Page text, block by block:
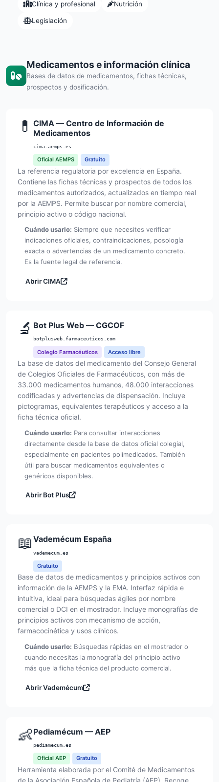
Clínica y profesional Nutrición
Legislación
Medicamentos e información clínica
Bases de datos de medicamentos, fichas técnicas,
prospectos y dosificación.
💊 CIMA — Centro de Información de
Medicamentos
cima.aemps.es
Oficial AEMPS Gratuito
La referencia regulatoria por excelencia en España.
Contiene las fichas técnicas y prospectos de todos los
medicamentos autorizados, actualizados en tiempo real
por la AEMPS. Permite buscar por nombre comercial,
principio activo o código nacional.
Cuándo usarlo: Siempre que necesites verificar
indicaciones oficiales, contraindicaciones, posología
exacta o advertencias de un medicamento concreto.
Es la fuente legal de referencia.
Abrir CIMA
🔬 Bot Plus Web — CGCOF
botplusweb.farmaceuticos.com
Colegio Farmacéuticos Acceso libre
La base de datos del medicamento del Consejo General
de Colegios Oficiales de Farmacéuticos, con más de
33.000 medicamentos humanos, 48.000 interacciones
codificadas y advertencias de dispensación. Incluye
pictogramas, equivalentes terapéuticos y acceso a la
ficha técnica oficial.
Cuándo usarlo: Para consultar interacciones
directamente desde la base de datos oficial colegial,
especialmente en pacientes polimedicados. También
útil para buscar medicamentos equivalentes o
genéricos disponibles.
Abrir Bot Plus
📖 Vademécum España
vademecum.es
Gratuito
Base de datos de medicamentos y principios activos con
información de la AEMPS y la EMA. Interfaz rápida e
intuitiva, ideal para búsquedas ágiles por nombre
comercial o DCI en el mostrador. Incluye monografías de
principios activos con mecanismo de acción,
farmacocinética y usos clínicos.
Cuándo usarlo: Búsquedas rápidas en el mostrador o
cuando necesitas la monografía del principio activo
más que la ficha técnica del producto comercial.
Abrir Vademécum
👶Pediamécum — AEP
pediamecum.es
Oficial AEP Gratuito
Herramienta elaborada por el Comité de Medicamentos
de la Asociación Española de Pediatría (AEP). Recoge